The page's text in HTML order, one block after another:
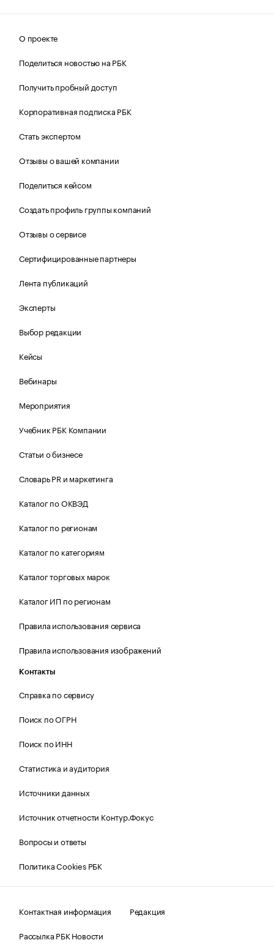
О проекте
Поделиться новостью на РБК
Получить пробный доступ
Корпоративная подписка РБК
Стать экспертом
Отзывы о вашей компании
Поделиться кейсом
Создать профиль группы компаний
Отзывы о сервисе
Сертифицированные партнеры
Лента публикаций
Эксперты
Выбор редакции
Кейсы
Вебинары
Мероприятия
Учебник РБК Компании
Статьи о бизнесе
Словарь PR и маркетинга
Каталог по ОКВЭД
Каталог по регионам
Каталог по категориям
Каталог торговых марок
Каталог ИП по регионам
Правила использования сервиса
Правила использования изображений
Контакты
Справка по сервису
Поиск по ОГРН
Поиск по ИНН
Статистика и аудитория
Источники данных
Источник отчетности Контур.Фокус
Вопросы и ответы
Политика Cookies РБК
Контактная информация
Редакция
Рассылка РБК Новости